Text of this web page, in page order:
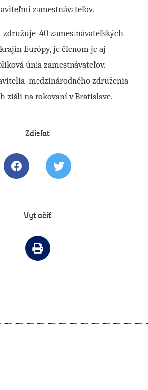
zamestnávateľov.
združuje 40 zamestnávateľských
Európy, je členom je aj
únia zamestnávateľov.
medzinárodného združenia
zišli na rokovaní v Bratislave.
Zdieľať
Zdielať článok na Facebooku
Tweetovať článok
Vytlačiť
Vytlačiť článok